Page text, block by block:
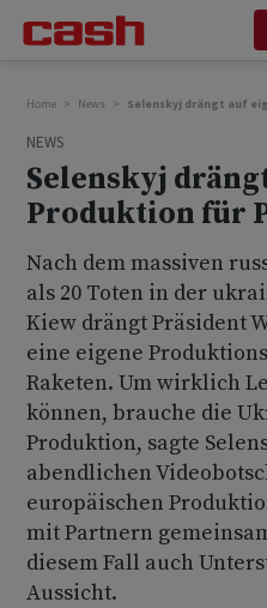
Home News Selenskyj drängt auf
NEWS
Selenskyj
Produktion für
Nach dem massiven
als 20 Toten in der
Kiew drängt Präsident
eine eigene
Raketen. Um wirklich
können, brauche die
Produktion, sagte
abendlichen
europäischen
mit Partnern
diesem Fall auch
Aussicht.